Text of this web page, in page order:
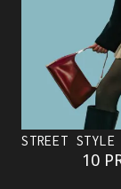
STREET STYLE
10